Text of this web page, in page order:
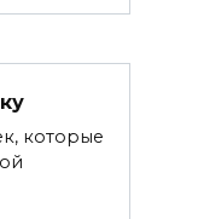
которые